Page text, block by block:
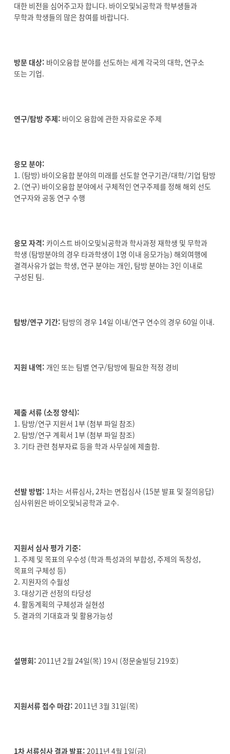
대한 비전을 심어주고자 합니다. 바이오및뇌공학과 학부생들과
무학과 학생들의 많은 참여를 바랍니다.
방문 대상: 바이오융합 분야를 선도하는 세계 각국의 대학, 연구소
또는 기업.
연구/탐방 주제: 바이오 융합에 관한 자유로운 주제
응모 분야:
1. (탐방) 바이오융합 분야의 미래를 선도할 연구기관/대학/기업 탐방
2. (연구) 바이오융합 분야에서 구체적인 연구주제를 정해 해외 선도
연구자와 공동 연구 수행
응모 자격: 카이스트 바이오및뇌공학과 학사과정 재학생 및 무학과
학생 (탐방분야의 경우 타과학생이 1명 이내 응모가능) 해외여행에
결격사유가 없는 학생, 연구 분야는 개인, 탐방 분야는 3인 이내로
구성된 팀.
탐방/연구 기간: 탐방의 경우 14일 이내/연구 연수의 경우 60일 이내.
지원 내역: 개인 또는 팀별 연구/탐방에 필요한 적정 경비
제출 서류 (소정 양식):
1. 탐방/연구 지원서 1부 (첨부 파일 참조)
2. 탐방/연구 계획서 1부 (첨부 파일 참조)
3. 기타 관련 첨부자료 등을 학과 사무실에 제출함.
선발 방법: 1차는 서류심사, 2차는 면접심사 (15분 발표 및 질의응답)
심사위원은 바이오및뇌공학과 교수.
지원서 심사 평가 기준:
1. 주제 및 목표의 우수성 (학과 특성과의 부합성, 주제의 독창성,
목표의 구체성 등)
2. 지원자의 수월성
3. 대상기관 선정의 타당성
4. 활동계획의 구체성과 실현성
5. 결과의 기대효과 및 활용가능성
설명회: 2011년 2월 24일(목) 19시 (정문술빌딩 219호)
지원서류 접수 마감: 2011년 3월 31일(목)
1차 서류심사 결과 발표: 2011년 4월 1일(금)